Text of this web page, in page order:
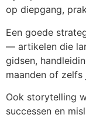
op diepgang,
Een goede
— artikelen die
gidsen,
maanden of
Ook storytelling
successen en